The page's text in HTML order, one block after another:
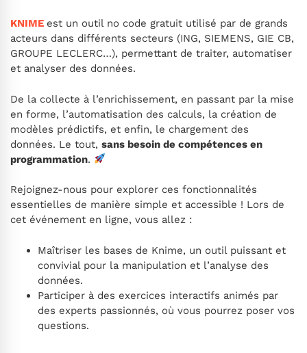
KNIME est un outil no code gratuit utilisé par de grands
acteurs dans différents secteurs (ING, SIEMENS, GIE CB,
GROUPE LECLERC…), permettant de traiter, automatiser
et analyser des données.
De la collecte à l’enrichissement, en passant par la mise
en forme, l’automatisation des calculs, la création de
modèles prédictifs, et enfin, le chargement des
données. Le tout, sans besoin de compétences en
programmation.
Rejoignez-nous pour explorer ces fonctionnalités
essentielles de manière simple et accessible ! Lors de
cet événement en ligne, vous allez :
Maîtriser les bases de Knime, un outil puissant et
convivial pour la manipulation et l’analyse des
données.
Participer à des exercices interactifs animés par
des experts passionnés, où vous pourrez poser vos
questions.